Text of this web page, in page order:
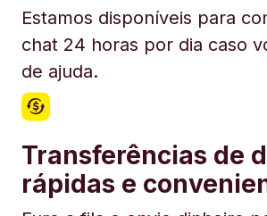
Estamos disponíveis para
chat 24 horas por dia caso
de ajuda.
Transferências de
rápidas e